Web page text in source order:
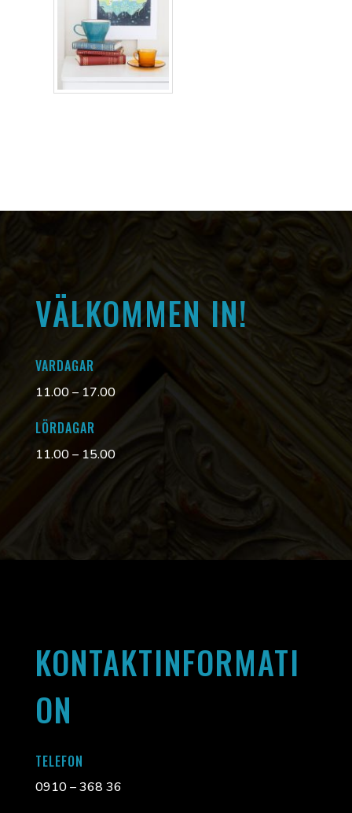
VÄLKOMMEN IN!
VARDAGAR
11.00 – 17.00
LÖRDAGAR
11.00 – 15.00
KONTAKTINFORMATI
ON
TELEFON
0910 – 368 36